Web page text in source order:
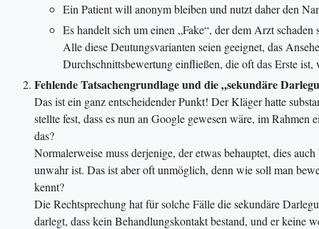
Ein Patient will anonym bleiben und nutzt daher den
Es handelt sich um einen „Fake“, der dem Arzt schaden
Alle diese Deutungsvarianten seien geeignet, das
Durchschnittsbewertung einfließen, die oft das Erste ist,
Fehlende Tatsachengrundlage und die „sekundäre
Das ist ein ganz entscheidender Punkt! Der Kläger hatte
stellte fest, dass es nun an Google gewesen wäre, im Rahmen
das?
Normalerweise muss derjenige, der etwas behauptet, dies
unwahr ist. Das ist aber oft unmöglich, denn wie soll man
kennt?
Die Rechtsprechung hat für solche Fälle die sekundäre
darlegt, dass kein Behandlungskontakt bestand, und er keine